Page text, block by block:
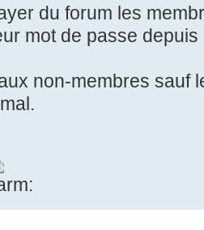
du forum les
mot de passe depuis
non-membres sauf